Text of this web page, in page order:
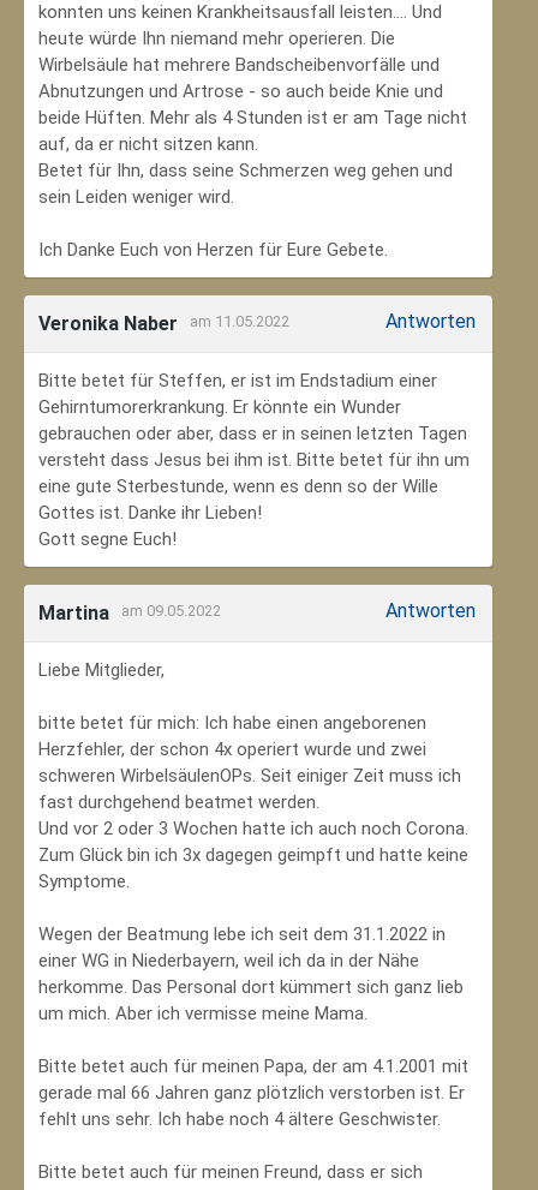
konnten uns keinen Krankheitsausfall leisten.... Und
heute würde Ihn niemand mehr operieren. Die
Wirbelsäule hat mehrere Bandscheibenvorfälle und
Abnutzungen und Artrose - so auch beide Knie und
beide Hüften. Mehr als 4 Stunden ist er am Tage nicht
auf, da er nicht sitzen kann.
Betet für Ihn, dass seine Schmerzen weg gehen und
sein Leiden weniger wird.
Ich Danke Euch von Herzen für Eure Gebete.
Veronika Naber am 11.05.2022 Antworten
Bitte betet für Steffen, er ist im Endstadium einer
Gehirntumorerkrankung. Er könnte ein Wunder
gebrauchen oder aber, dass er in seinen letzten Tagen
versteht dass Jesus bei ihm ist. Bitte betet für ihn um
eine gute Sterbestunde, wenn es denn so der Wille
Gottes ist. Danke ihr Lieben!
Gott segne Euch!
Martina am 09.05.2022 Antworten
Liebe Mitglieder,
bitte betet für mich: Ich habe einen angeborenen
Herzfehler, der schon 4x operiert wurde und zwei
schweren WirbelsäulenOPs. Seit einiger Zeit muss ich
fast durchgehend beatmet werden.
Und vor 2 oder 3 Wochen hatte ich auch noch Corona.
Zum Glück bin ich 3x dagegen geimpft und hatte keine
Symptome.
Wegen der Beatmung lebe ich seit dem 31.1.2022 in
einer WG in Niederbayern, weil ich da in der Nähe
herkomme. Das Personal dort kümmert sich ganz lieb
um mich. Aber ich vermisse meine Mama.
Bitte betet auch für meinen Papa, der am 4.1.2001 mit
gerade mal 66 Jahren ganz plötzlich verstorben ist. Er
fehlt uns sehr. Ich habe noch 4 ältere Geschwister.
Bitte betet auch für meinen Freund, dass er sich